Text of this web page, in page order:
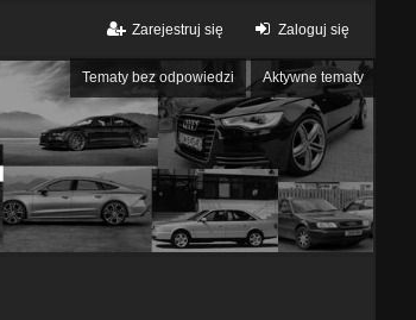
Zaloguj się
Zarejestruj się
Tematy bez odpowiedzi Aktywne tematy